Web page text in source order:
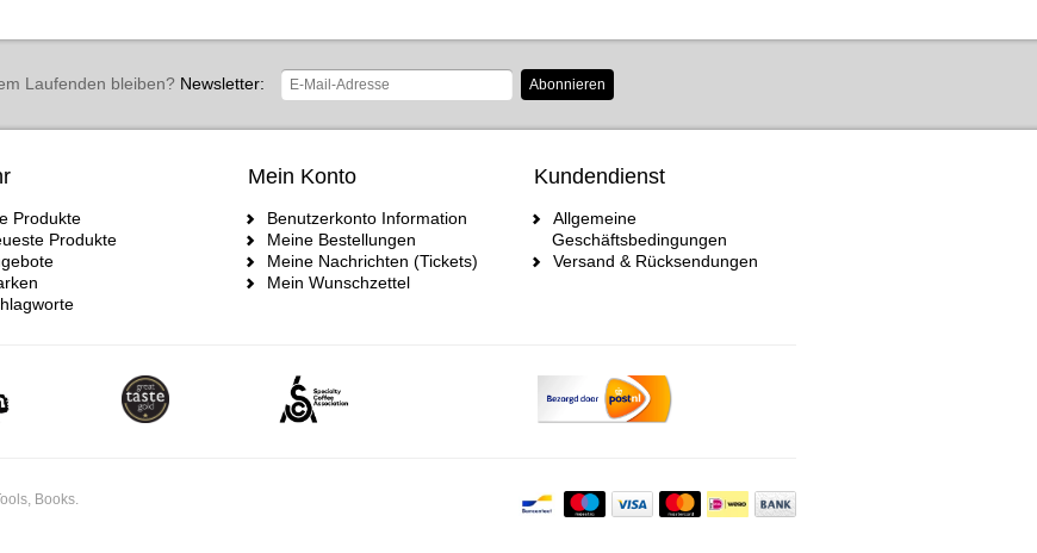
Laufenden bleiben?Newsletter: Abonnieren
Produkte
Produkte
Mein Konto
Benutzerkonto Information
Meine Bestellungen
Meine Nachrichten (Tickets)
Mein Wunschzettel
Kundendienst
Allgemeine
Geschäftsbedingungen
Versand & Rücksendungen
Books.